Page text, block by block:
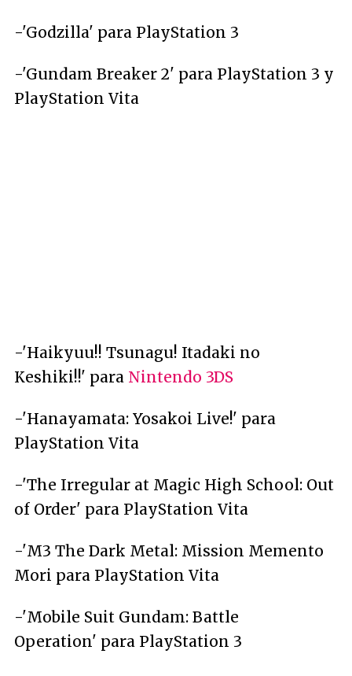
-'Godzilla' para PlayStation 3
-'Gundam Breaker 2' para PlayStation 3 y
PlayStation Vita
-'Haikyuu!! Tsunagu! Itadaki no
Keshiki!!' para Nintendo 3DS
-'Hanayamata: Yosakoi Live!' para
PlayStation Vita
-'The Irregular at Magic High School: Out
of Order' para PlayStation Vita
-'M3 The Dark Metal: Mission Memento
Mori para PlayStation Vita
-'Mobile Suit Gundam: Battle
Operation' para PlayStation 3